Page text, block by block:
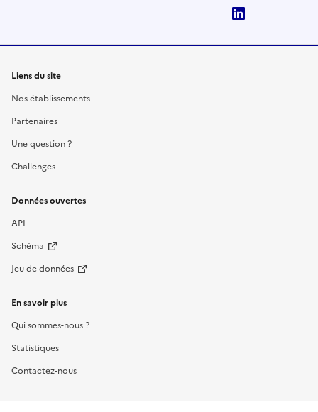
Liens du site
Nos établissements
Partenaires
Une question ?
Challenges
Données ouvertes
API
Schéma
Jeu de données
En savoir plus
Qui sommes-nous ?
Statistiques
Contactez-nous